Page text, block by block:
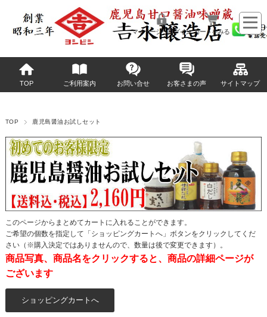
マイページへログイン カートをみる
TOP ご利用案内 お問い合せ お客さまの声 サイトマップ
TOP 鹿児島醤油お試しセット
このページからまとめてカートに入れることができます。
ご希望の個数を指定して「ショッピングカートへ」ボタンをクリックしてくだ
さい（※購入決定ではありませんので、数量は後で変更できます）。
商品写真、商品名をクリックすると、商品の詳細ページが
ございます